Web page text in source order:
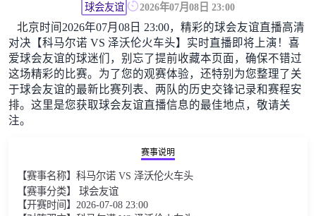
球会友谊 2026年07月08日 23:00
北京时间2026年07月08日 23:00，精彩的球会友谊直播高清
对决【科马尔诺 VS 泽沃伦火车头】实时直播即将上演！喜
爱球会友谊的球迷们，别忘了提前收藏本页面，确保不错过
这场精彩的比赛。为了您的观赛体验，还特别为您整理了关
于球会友谊的最新比赛列表、两队的历史交锋记录和赛程安
排。这里是您获取球会友谊直播信息的最佳地点，敬请关
注。
赛事说明
【赛事名称】科马尔诺 VS 泽沃伦火车头
【赛事分类】 球会友谊
【开赛时间】2026-07-08 23:00